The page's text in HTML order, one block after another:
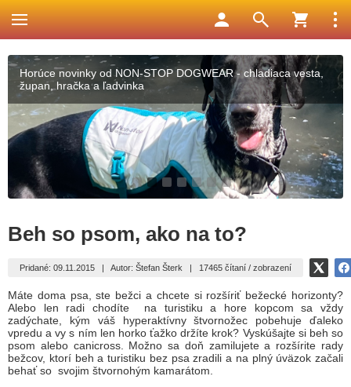
Horúce novinky od NON-STOP DOGWEAR - chladiaca vesta,
župan, hračka a ľadvinka
Beh so psom, ako na to?
Pridané: 09.11.2015 Autor: Štefan Šterk 17465 čítaní / zobrazení
Máte doma psa, ste bežci a chcete si rozšíriť bežecké horizonty?
Alebo len radi chodíte na turistiku a hore kopcom sa vždy
zadýchate, kým váš hyperaktívny štvornožec pobehuje ďaleko
vpredu a vy s ním len horko ťažko držíte krok? Vyskúšajte si beh so
psom alebo canicross. Možno sa doň zamilujete a rozšírite rady
bežcov, ktorí beh a turistiku bez psa zradili a na plný úväzok začali
behať so svojim štvornohým kamarátom.